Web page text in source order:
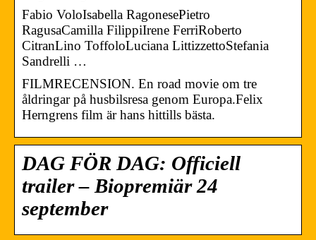
Fabio VoloIsabella RagonesePietro
RagusaCamilla FilippiIrene FerriRoberto
CitranLino ToffoloLuciana LittizzettoStefania
Sandrelli …
FILMRECENSION. En road movie om tre
åldringar på husbilsresa genom Europa.Felix
Herngrens film är hans hittills bästa.
DAG FÖR DAG: Officiell
trailer – Biopremiär 24
september